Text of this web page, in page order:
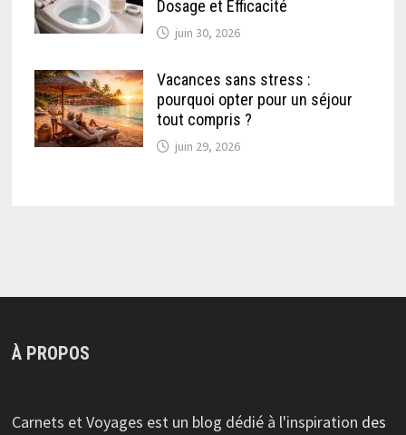
Dosage et Efficacité
juin 30, 2026
Vacances sans stress :
pourquoi opter pour un séjour
tout compris ?
juin 29, 2026
À PROPOS
Carnets et Voyages est un blog dédié à l'inspiration des